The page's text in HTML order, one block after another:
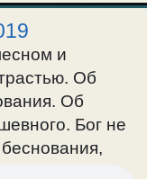
и
Об
Об
Бог не